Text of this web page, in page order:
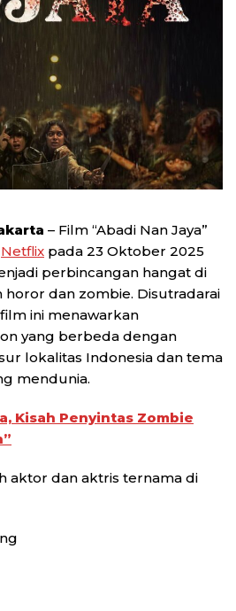
– Film “Abadi Nan Jaya”
Netflix pada 23 Oktober 2025
perbincangan hangat di
dan zombie. Disutradarai
ini menawarkan
yang berbeda dengan
lokalitas Indonesia dan tema
mendunia.
Kisah Penyintas Zombie
aktor dan aktris ternama di